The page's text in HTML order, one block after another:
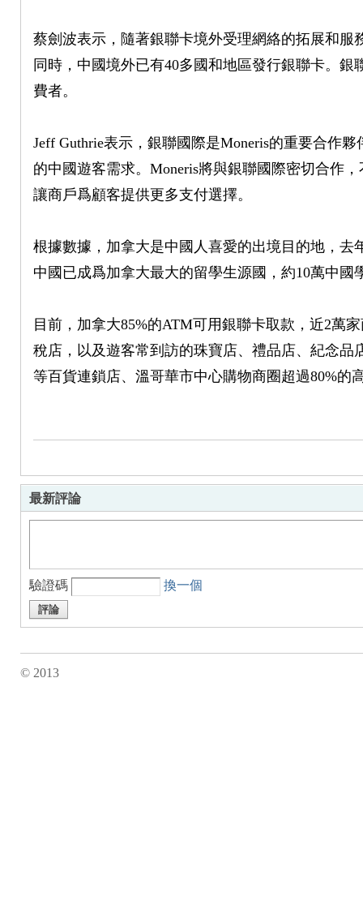
蔡劍波表示，隨著銀聯卡境外受理網絡的拓展和
同時，中國境外已有40多國和地區發行銀聯卡。
費者。
Jeff Guthrie表示，銀聯國際是Moneris的重要合作
的中國遊客需求。Moneris將與銀聯國際密切合作
讓商戶爲顧客提供更多支付選擇。
根據數據，加拿大是中國人喜愛的出境目的地，
中國已成爲加拿大最大的留學生源國，約10萬中國
目前，加拿大85%的ATM可用銀聯卡取款，近2萬
稅店，以及遊客常到訪的珠寶店、禮品店、紀念品
等百貨連鎖店、溫哥華市中心購物商圈超過80%的
最新評論
驗證碼 換一個
評論
© 2013